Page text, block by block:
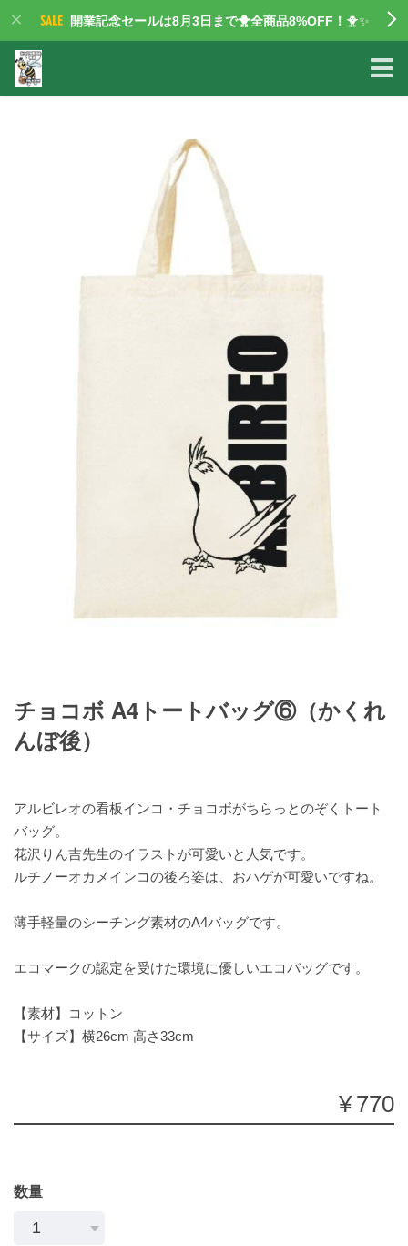
開業記念セールは8月3日まで🐥全商品8%OFF！ 🐥✨
チョコボ A4トートバッグ⑥（かくれ
んぼ後）
アルビレオの看板インコ・チョコボがちらっとのぞくトート
バッグ。
花沢りん吉先生のイラストが可愛いと人気です。
ルチノーオカメインコの後ろ姿は、おハゲが可愛いですね。
薄手軽量のシーチング素材のA4バッグです。
エコマークの認定を受けた環境に優しいエコバッグです。
【素材】コットン
【サイズ】横26cm 高さ33cm
¥770
数量